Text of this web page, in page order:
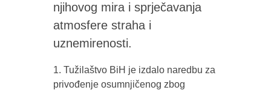
njihovog mira i sprječavanja
atmosfere straha i
uznemirenosti.
1. Tužilaštvo BiH je izdalo naredbu za
privođenje osumnjičenog zbog